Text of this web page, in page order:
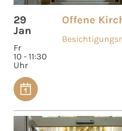
29
Jan
Fr
10 - 11:30
Uhr
Offene